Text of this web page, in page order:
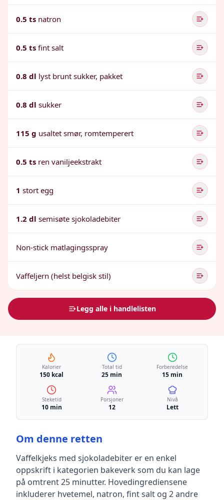
0.5 ts natron
0.5 ts fint salt
0.8 dl lyst brunt sukker, pakket
0.8 dl sukker
115 g usaltet smør, romtemperert
0.5 ts ren vaniljeekstrakt
1 stort egg
1.2 dl semisøte sjokoladebiter
Non-stick matlagingsspray
Vaffeljern (helst belgisk stil)
Legg alle i handlelisten
Kalorier
150 kcal
Total tid
25 min
Forberedelse
15 min
Steketid
10 min
Porsjoner
12
Nivå
Lett
Om denne retten
Vaffelkjeks med sjokoladebiter er en enkel
oppskrift i kategorien bakeverk som du kan lage
på omtrent 25 minutter. Hovedingrediensene
inkluderer hvetemel, natron, fint salt og 2 andre